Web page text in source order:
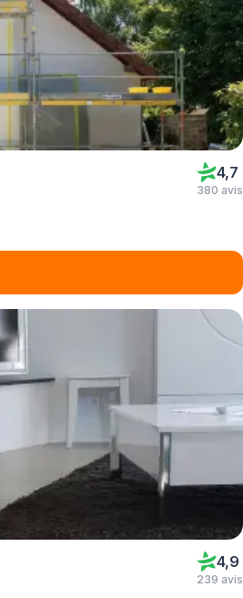
4,7
380 avis
4,9
239 avis